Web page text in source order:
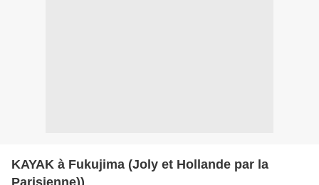
KAYAK à Fukujima (Joly et Hollande par la